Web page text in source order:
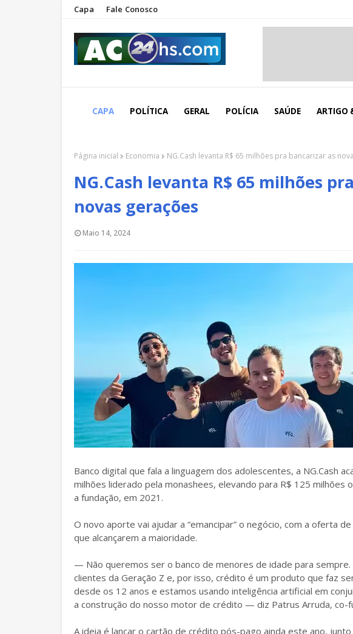
Capa Fale Conosco
CAPA POLÍTICA GERAL POLÍCIA SAÚDE ARTIGO
Página inicial Economia NG.Cash levanta R$ 65 milhões pra bancarizar as
NG.Cash levanta R$ 65 milhões
novas gerações
Maio 14, 2024
Banco digital que fala a linguagem dos adolescentes, a NG.Cash
milhões liderado pela monashees, elevando para R$ 125 milhões
a fundação, em 2021.
O novo aporte vai ajudar a “emancipar” o negócio, com a oferta
que alcançarem a maioridade.
— Não queremos ser o banco de menores de idade para
clientes da Geração Z e, por isso, crédito é um produto que faz
desde os 12 anos e estamos usando inteligência artificial em
a construção do nosso motor de crédito — diz Patrus Arruda, co-
A ideia é lançar o cartão de crédito pós-pago ainda este ano,